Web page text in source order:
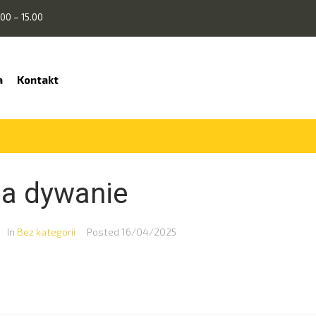
– 15.00
Kontakt
dywanie
In Bez kategorii Posted 16/04/2025